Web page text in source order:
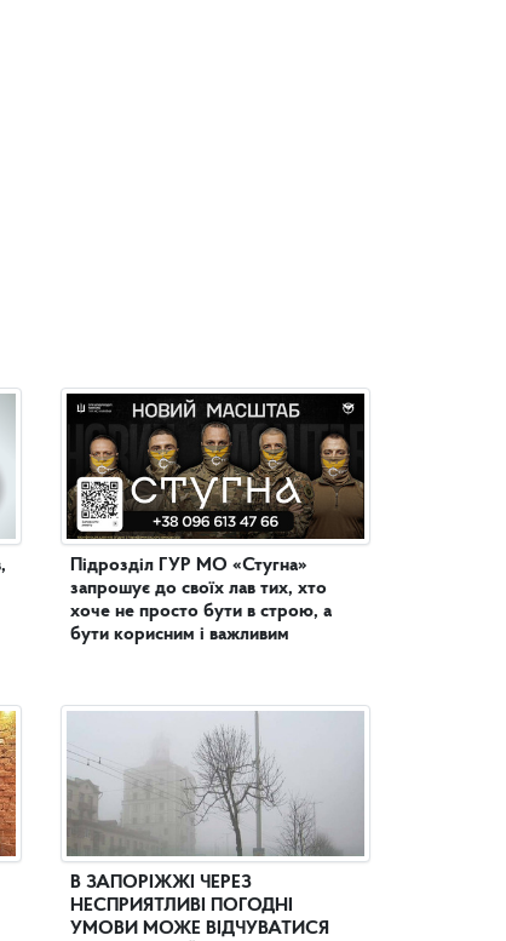
Підрозділ ГУР МО «Стугна»
запрошує до своїх лав тих, хто
хоче не просто бути в строю, а
бути корисним і важливим
В ЗАПОРІЖЖІ ЧЕРЕЗ
НЕСПРИЯТЛИВІ ПОГОДНІ
УМОВИ МОЖЕ ВІДЧУВАТИСЯ